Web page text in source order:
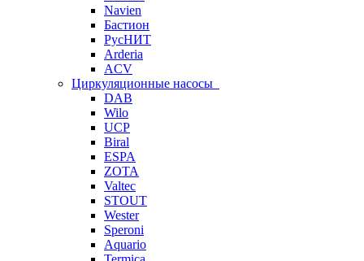
Navien
Бастион
РусНИТ
Arderia
ACV
Циркуляционные насосы
DAB
Wilo
UCP
Biral
ESPA
ZOTA
Valtec
STOUT
Wester
Speroni
Aquario